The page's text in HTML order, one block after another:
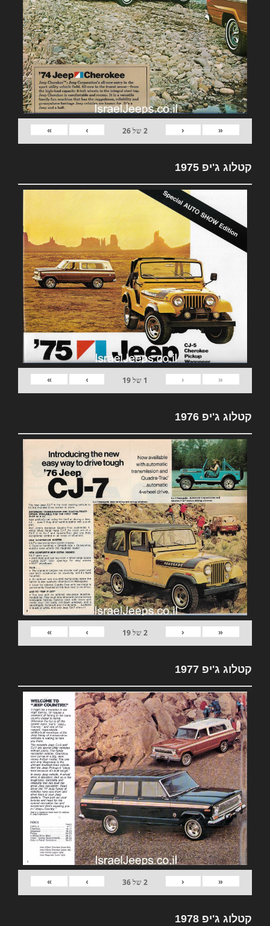
«
‹
2של26
›
»
קטלוג ג'יפ 1975
«
‹
1 של19
›
»
קטלוג ג'יפ 1976
«
‹
2של19
›
»
קטלוג ג'יפ 1977
«
‹
2של36
›
»
קטלוג ג'יפ 1978